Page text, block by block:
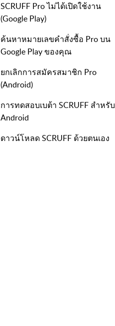
SCRUFF Pro ไม่ได้เปิดใช้งาน
(Google Play)
ค้นหาหมายเลขคำสั่งซื้อ Pro บน
Google Play ของคุณ
ยกเลิกการสมัครสมาชิก Pro
(Android)
การทดสอบเบต้า SCRUFF สำหรับ
Android
ดาวน์โหลด SCRUFF ด้วยตนเอง